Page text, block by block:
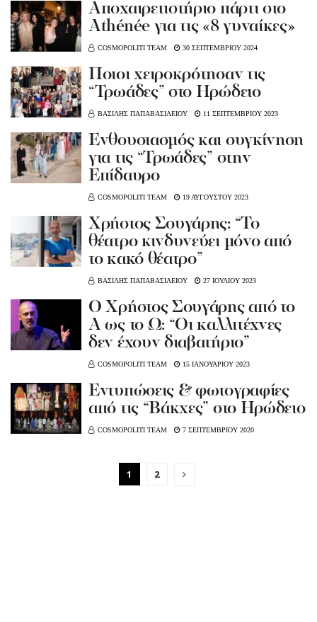
Αποχαιρετιστήριο πάρτι στο
Athénée για τις «8 γυναίκες»
COSMOPOLITI TEAM 30 ΣΕΠΤΕΜΒΡΙΟΥ 2024
Ποιοι χειροκρότησαν τις
“Τρωάδες” στο Ηρώδειο
ΒΑΣΙΛΗΣ ΠΑΠΑΒΑΣΙΛΕΙΟΥ 11 ΣΕΠΤΕΜΒΡΙΟΥ 2023
Ενθουσιασμός και συγκίνηση
για τις “Τρωάδες” στην
Επίδαυρο
COSMOPOLITI TEAM 19 ΑΥΓΟΥΣΤΟΥ 2023
Χρήστος Σουγάρης: “Το
θέατρο κινδυνεύει μόνο από
το κακό θέατρο”
ΒΑΣΙΛΗΣ ΠΑΠΑΒΑΣΙΛΕΙΟΥ 27 ΙΟΥΛΙΟΥ 2023
Ο Χρήστος Σουγάρης από το
Α ως το Ω: “Οι καλλιτέχνες
δεν έχουν διαβατήριο”
COSMOPOLITI TEAM 15 ΙΑΝΟΥΑΡΙΟΥ 2023
Εντυπώσεις & φωτογραφίες
από τις “Βάκχες” στο Ηρώδειο
COSMOPOLITI TEAM 7 ΣΕΠΤΕΜΒΡΙΟΥ 2020
1 2